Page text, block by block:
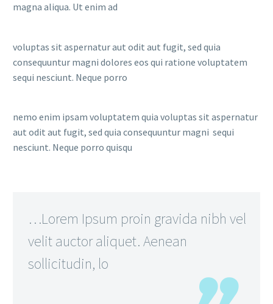
magna aliqua. Ut enim ad
voluptas sit aspernatur aut odit aut fugit, sed quia
consequuntur magni dolores eos qui ratione voluptatem
sequi nesciunt. Neque porro
nemo enim ipsam voluptatem quia voluptas sit aspernatur
aut odit aut fugit, sed quia consequuntur magni sequi
nesciunt. Neque porro quisqu
…Lorem Ipsum proin gravida nibh vel
velit auctor aliquet. Aenean
sollicitudin, lo